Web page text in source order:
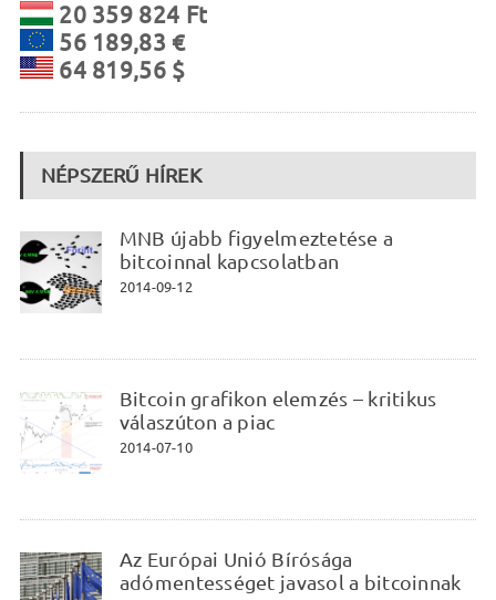
20 359 824 Ft
56 189,83 €
64 819,56 $
NÉPSZERŰ HÍREK
MNB újabb figyelmeztetése a
bitcoinnal kapcsolatban
2014-09-12
Bitcoin grafikon elemzés – kritikus
válaszúton a piac
2014-07-10
Az Európai Unió Bírósága
adómentességet javasol a bitcoinnak